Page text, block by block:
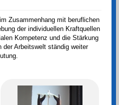
Zusammenhang mit beruflichen
der individuellen Kraftquellen
Kompetenz und die Stärkung
Arbeitswelt ständig weiter